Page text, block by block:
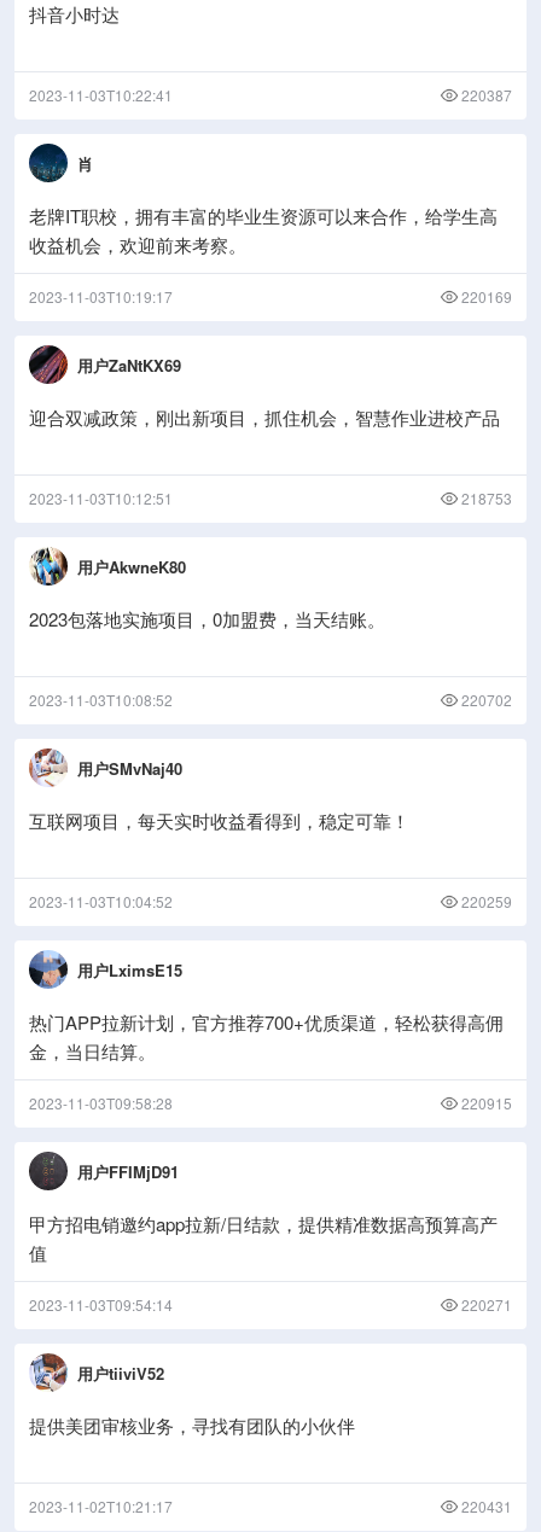
抖音小时达
2023-11-03T10:22:41 220387
肖
老牌IT职校，拥有丰富的毕业生资源可以来合作，给学生高
收益机会，欢迎前来考察。
2023-11-03T10:19:17 220169
用户ZaNtKX69
迎合双减政策，刚出新项目，抓住机会，智慧作业进校产品
2023-11-03T10:12:51 218753
用户AkwneK80
2023包落地实施项目，0加盟费，当天结账。
2023-11-03T10:08:52 220702
用户SMvNaj40
互联网项目，每天实时收益看得到，稳定可靠！
2023-11-03T10:04:52 220259
用户LximsE15
热门APP拉新计划，官方推荐700+优质渠道，轻松获得高佣
金，当日结算。
2023-11-03T09:58:28 220915
用户FFIMjD91
甲方招电销邀约app拉新/日结款，提供精准数据高预算高产
值
2023-11-03T09:54:14 220271
用户tiiviV52
提供美团审核业务，寻找有团队的小伙伴
2023-11-02T10:21:17 220431